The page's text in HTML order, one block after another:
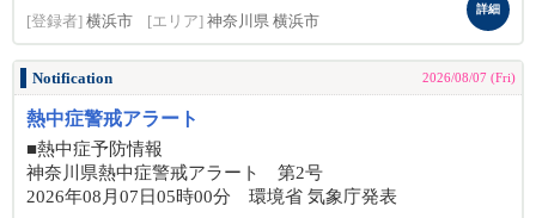
[登録者] 横浜市 [エリア] 神奈川県 横浜市
詳細
Notification 2026/08/07 (Fri)
熱中症警戒アラート
■熱中症予防情報
神奈川県熱中症警戒アラート 第2号
2026年08月07日05時00分 環境省 気象庁発表